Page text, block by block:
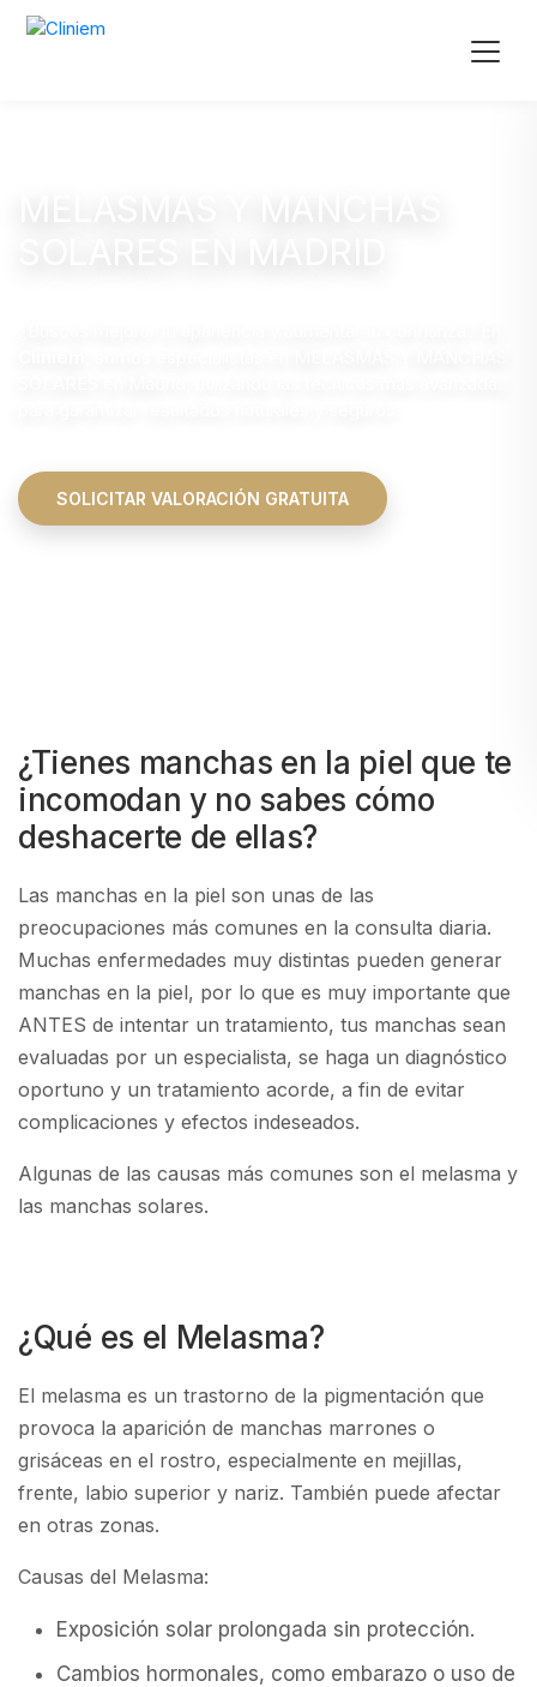
SOLICITAR VALORACIÓN GRATUITA
¿Tienes manchas en la piel que te
incomodan y no sabes cómo
deshacerte de ellas?
Las manchas en la piel son unas de las
preocupaciones más comunes en la consulta diaria.
Muchas enfermedades muy distintas pueden generar
manchas en la piel, por lo que es muy importante que
ANTES de intentar un tratamiento, tus manchas sean
evaluadas por un especialista, se haga un diagnóstico
oportuno y un tratamiento acorde, a fin de evitar
complicaciones y efectos indeseados.
Algunas de las causas más comunes son el melasma y
las manchas solares.
¿Qué es el Melasma?
El melasma es un trastorno de la pigmentación que
provoca la aparición de manchas marrones o
grisáceas en el rostro, especialmente en mejillas,
frente, labio superior y nariz. También puede afectar
en otras zonas.
Causas del Melasma:
Exposición solar prolongada sin protección.
Cambios hormonales, como embarazo o uso de